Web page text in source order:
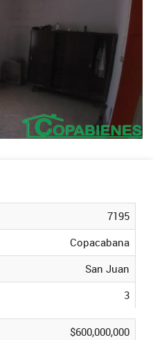
7195
Copacabana
San Juan
3
$600,000,000